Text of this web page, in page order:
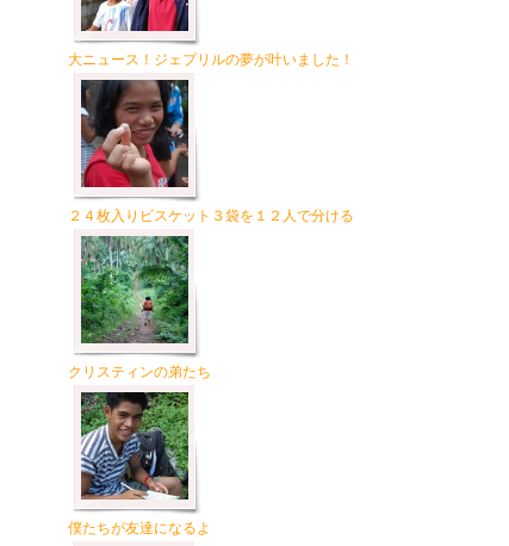
大ニュース！ジェプリルの夢が叶いました！
２４枚入りビスケット３袋を１２人で分ける
クリスティンの弟たち
僕たちが友達になるよ